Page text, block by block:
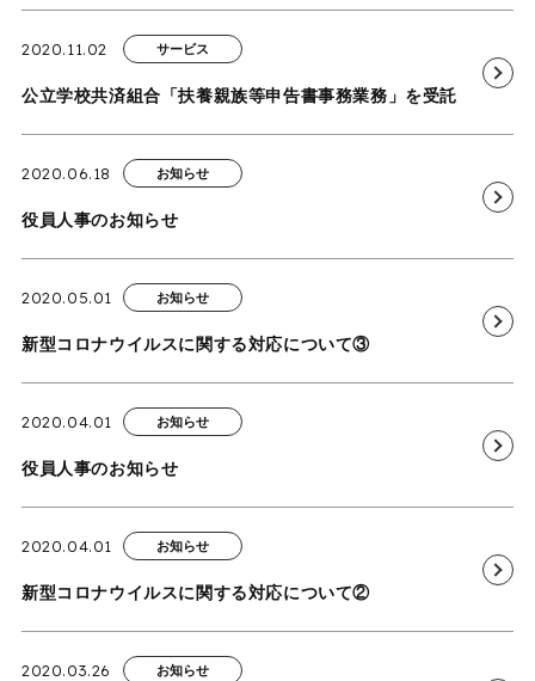
2020.11.02 サービス
公立学校共済組合「扶養親族等申告書事務業務」を受託
2020.06.18 お知らせ
役員人事のお知らせ
2020.05.01 お知らせ
新型コロナウイルスに関する対応について③
2020.04.01 お知らせ
役員人事のお知らせ
2020.04.01 お知らせ
新型コロナウイルスに関する対応について②
2020.03.26 お知らせ